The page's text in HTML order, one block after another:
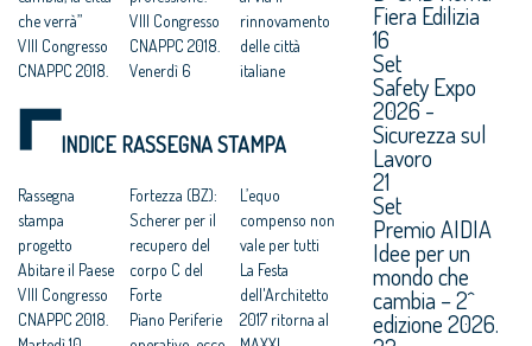
che verrà”
VIII Congresso
CNAPPC 2018.
luglio 2018
Votazioni VIII
2018
Architetti,
Congresso
nazionale:
grave la crisi
demografica;
VIII Congresso
CNAPPC 2018.
Venerdì 6
Cappochin, “il
realizzi subito
un ‘Piano
d’Azione
Nazionale per
le città
sostenibili”
rinnovamento
delle città
italiane
Lunedì 2 luglio
VIII Congresso
CNAPPC 2018.
Domenica 1
luglio 2018
Architetti:VIII
Congresso
INDICE RASSEGNA STAMPA
Rassegna
stampa
progetto
Abitare il Paese
VIII Congresso
CNAPPC 2018.
Fortezza (BZ):
Scherer per il
recupero del
corpo C del
Forte
Piano Periferie
L’equo
compenso non
vale per tutti
La Festa
dell'Architetto
2017 ritorna al
Fiera Edilizia
16
Set
Safety Expo
2026 -
Sicurezza sul
Lavoro
21
Set
Premio AIDIA
Idee per un
mondo che
cambia – 2^
edizione 2026.